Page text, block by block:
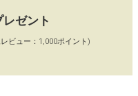
ゼント
ビュー：1,000ポイント)